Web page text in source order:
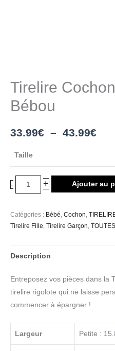
Tirelire Cochon
Bébou
33.99€ – 43.99€
Taille
- + Ajouter au
Catégories : Bébé Cochon
Tirelire Fille Tirelire Garçon
Description
Entreposez vos pièces dans la
tirelire rigolote qui ne laisse
commencer à épargner !
Largeur Petite :